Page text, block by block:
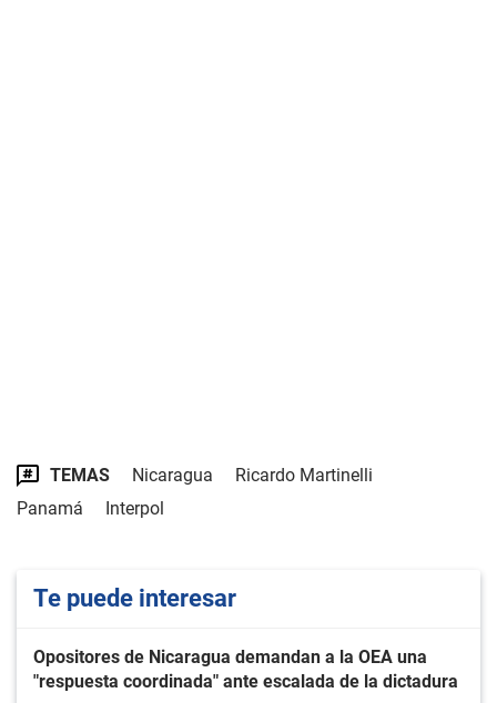
TEMAS Nicaragua
Ricardo Martinelli
Panamá
Interpol
Te puede interesar
Opositores de Nicaragua demandan a la OEA una
"respuesta coordinada" ante escalada de la dictadura